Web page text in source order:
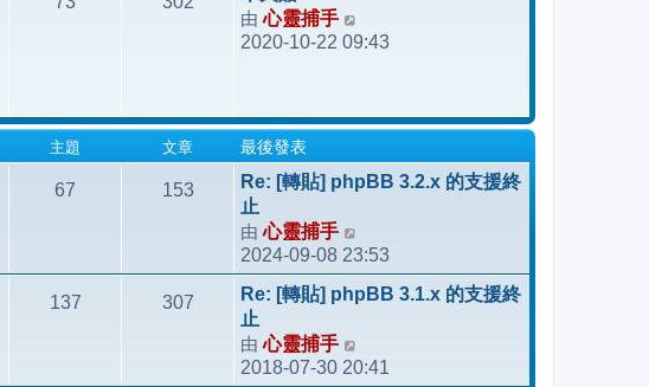
由心靈捕手
視
發
2020-10-22 09:43
主題 文章 最後發表
67 153
Re: [轉貼] phpBB 3.2.x 的支援終
止
由心靈捕手
視
最
後
表
2024-09-08 23:53
137 307
Re: [轉貼] phpBB 3.1.x 的支援終
止
由心靈捕手
視
2018-07-30 20:41